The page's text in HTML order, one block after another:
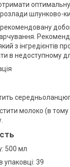
шлунково-
з інгредієнтів
в недоступному
молоко (в тому
500 мл
упаковці: 39